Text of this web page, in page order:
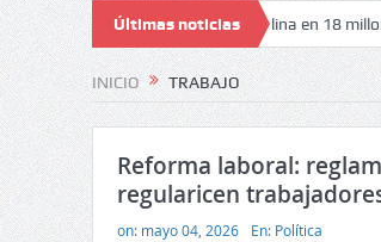
Últimas noticias
de vender a Nahuel Molina en 18 millones de
INICIO TRABAJO
Reforma laboral:
regularicen
on: mayo 04, 2026 En: Política